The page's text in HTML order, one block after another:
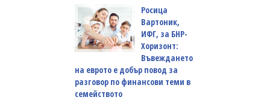
Росица
Вартоник,
ИФГ, за БНР-
Хоризонт:
Въвеждането
на еврото е добър повод за
разговор по финансови теми в
семейството